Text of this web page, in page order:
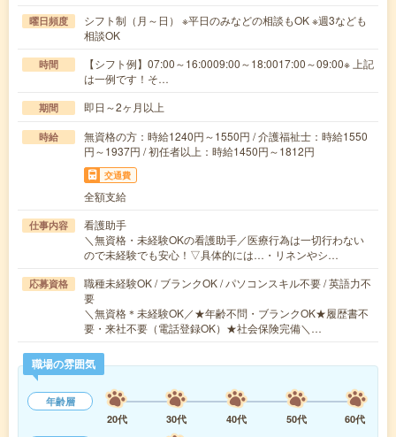
曜日頻度
シフト制（月～日） ※平日のみなどの相談もOK ※週3なども
相談OK
時間
【シフト例】07:00～16:0009:00～18:0017:00～09:00※ 上記
は一例です！そ…
期間 即日～2ヶ月以上
時給
無資格の方：時給1240円～1550円 / 介護福祉士：時給1550
円～1937円 / 初任者以上：時給1450円～1812円
交通費
全額支給
仕事内容
看護助手
＼無資格・未経験OKの看護助手／医療行為は一切行わない
ので未経験でも安心！▽具体的には…・リネンやシ…
応募資格
職種未経験OK / ブランクOK / パソコンスキル不要 / 英語力不
要
＼無資格＊未経験OK／★年齢不問・ブランクOK★履歴書不
要・来社不要（電話登録OK）★社会保険完備＼…
職場の雰囲気
年齢層
20代
30代 40代 50代
60代